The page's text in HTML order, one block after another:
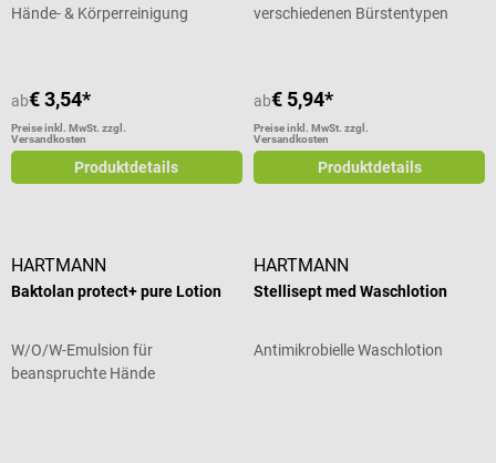
Lieferumfang 1 DermaPurge
Hände- & Körperreinigung
ab€ 3,54*
Preise inkl. MwSt. zzgl.
Versandkosten
Produktdetails
verschiedenen Bürstentypen
ab€ 5,94*
Preise inkl. MwSt. zzgl.
Versandkosten
Produktdetails
HARTMANN
Baktolan protect+ pure Lotion
W/O/W-Emulsion für
beanspruchte Hände
HARTMANN
Stellisept med Waschlotion
Antimikrobielle Waschlotion